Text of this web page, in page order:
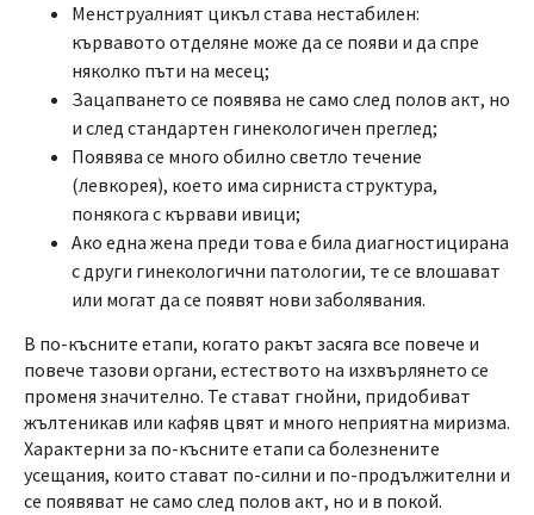
Менструалният цикъл става нестабилен:
кървавото отделяне може да се появи и да спре
няколко пъти на месец;
Зацапването се появява не само след полов акт, но
и след стандартен гинекологичен преглед;
Появява се много обилно светло течение
(левкорея), което има сирниста структура,
понякога с кървави ивици;
Ако една жена преди това е била диагностицирана
с други гинекологични патологии, те се влошават
или могат да се появят нови заболявания.
В по-късните етапи, когато ракът засяга все повече и
повече тазови органи, естеството на изхвърлянето се
променя значително. Те стават гнойни, придобиват
жълтеникав или кафяв цвят и много неприятна миризма.
Характерни за по-късните етапи са болезнените
усещания, които стават по-силни и по-продължителни и
се появяват не само след полов акт, но и в покой.